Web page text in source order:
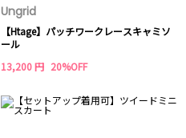
Ungrid
【Htage】パッチワークレースキャミソ
ール
13,200 円 20%OFF